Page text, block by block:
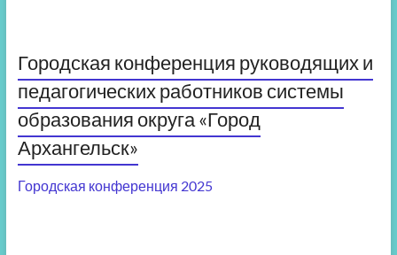
Городская конференция руководящих и
педагогических работников системы
образования округа «Город
Архангельск»
Городская конференция 2025